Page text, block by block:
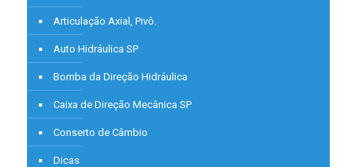
Articulação Axial, Pivô.
Auto Hidráulica SP
Bomba da Direção Hidráulica
Caixa de Direção Mecânica SP
Conserto de Câmbio
Dicas